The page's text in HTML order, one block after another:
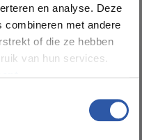
en analyse. Deze
combineren met andere
of die ze hebben
van hun services.
Eiken Licht Naturel
1,080